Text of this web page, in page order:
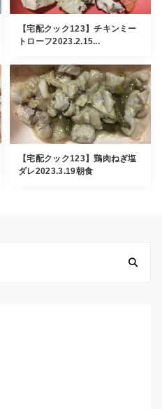
【宅配クック123】チキンミー
トローフ2023.2.15...
【宅配クック123】鶏肉ねぎ塩
ダレ2023.3.19朝食